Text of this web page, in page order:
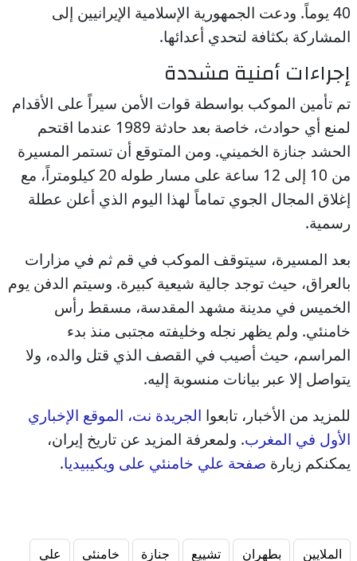
40 يوماً. ودعت الجمهورية الإسلامية الإيرانيين إلى
المشاركة بكثافة لتحدي أعدائها.
إجراءات أمنية مشددة
تم تأمين الموكب بواسطة قوات الأمن سيراً على الأقدام
لمنع أي حوادث، خاصة بعد حادثة 1989 عندما اقتحم
الحشد جنازة الخميني. ومن المتوقع أن تستمر المسيرة
من 10 إلى 12 ساعة على مسار طوله 20 كيلومتراً، مع
إغلاق المجال الجوي تماماً لهذا اليوم الذي أعلن عطلة
رسمية.
بعد المسيرة، سيتوقف الموكب في قم ثم في مزارات
بالعراق، حيث توجد جالية شيعية كبيرة. وسيتم الدفن يوم
الخميس في مدينة مشهد المقدسة، مسقط رأس
خامنئي. ولم يظهر نجله وخليفته مجتبى منذ بدء
المراسم، حيث أصيب في القصف الذي قتل والده، ولا
يتواصل إلا عبر بيانات منسوبة إليه.
للمزيد من الأخبار، تابعوا الجريدة نت، الموقع الإخباري
الأول في المغرب. ولمعرفة المزيد عن تاريخ إيران،
يمكنكم زيارة صفحة علي خامنئي على ويكيبيديا.
الملايين بطهران تشييع جنازة خامنئي علي